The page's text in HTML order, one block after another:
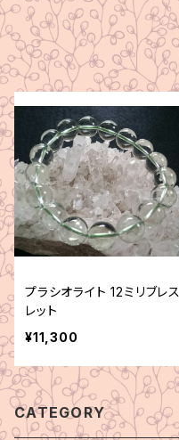
プラシオライト 12ミリブレス
レット
¥11,300
CATEGORY